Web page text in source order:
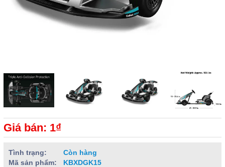
Giá bán: 1₫
Tình trạng:
Còn hàng
Mã sản phẩm:
KBXDGK15